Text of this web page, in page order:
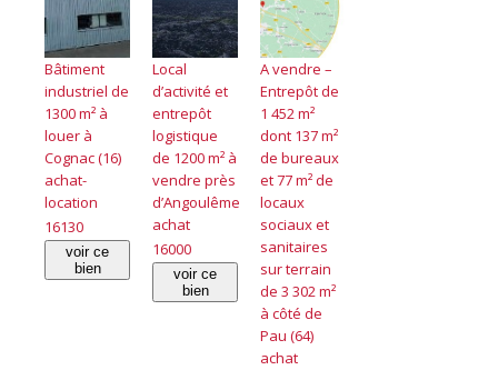
Bâtiment
industriel de
1300 m² à
louer à
Cognac (16)
achat-
location
16130
voir ce
bien
Local
d’activité et
entrepôt
logistique
de 1200 m² à
vendre près
d’Angoulême
achat
16000
voir ce
bien
A vendre –
Entrepôt de
1 452 m²
dont 137 m²
de bureaux
et 77 m² de
locaux
sociaux et
sanitaires
sur terrain
de 3 302 m²
à côté de
Pau (64)
achat